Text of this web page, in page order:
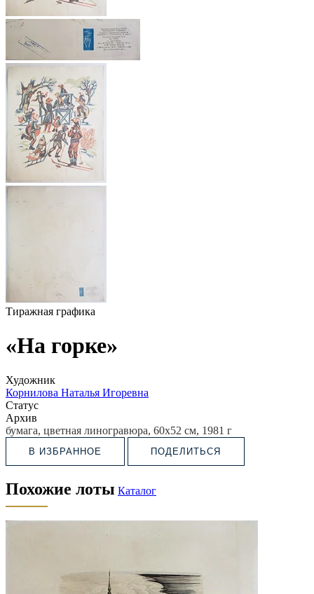
Тиражная графика
«На горке»
Художник
Корнилова Наталья Игоревна
Статус
Архив
бумага, цветная линогравюра, 60х52 см, 1981 г
В ИЗБРАННОЕ ПОДЕЛИТЬСЯ
Похожие лоты Каталог